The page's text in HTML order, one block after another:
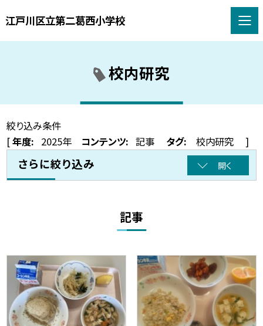
江戸川区立第二葛西小学校
校内研究
絞り込み条件
[年度: 2025年 コンテンツ: 記事 タグ: 校内研究 ]
さらに絞り込み 開く
記事